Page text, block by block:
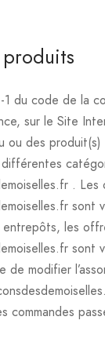
1 du code de la
sur le Site
des
.
sont
les
de modifier
commandes